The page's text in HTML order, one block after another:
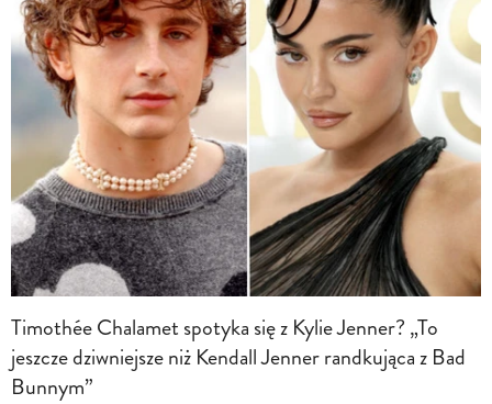
Timothée Chalamet spotyka się z Kylie Jenner? „To
jeszcze dziwniejsze niż Kendall Jenner randkująca z Bad
Bunnym”